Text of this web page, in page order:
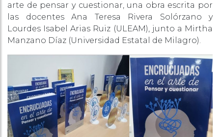
arte de pensar y cuestionar, una obra escrita por
las docentes Ana Teresa Rivera Solórzano y
Lourdes Isabel Arias Ruiz (ULEAM), junto a Mirtha
Manzano Díaz (Universidad Estatal de Milagro).